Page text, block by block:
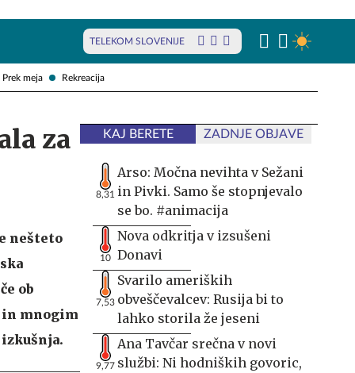
Prek meja Rekreacija
TELEKOM SLOVENIJE
za
nešteto
ob
in mnogim
KAJ BERETE ZADNJE OBJAVE
8,31
Arso: Močna nevihta v Sežani
in Pivki. Samo še stopnjevalo
se bo. #animacija
10
Nova odkritja v izsušeni
Donavi
7,53
Svarilo ameriških
obveščevalcev: Rusija bi to
lahko storila že jeseni
9,77
Ana Tavčar srečna v novi
službi: Ni hodniških govoric,